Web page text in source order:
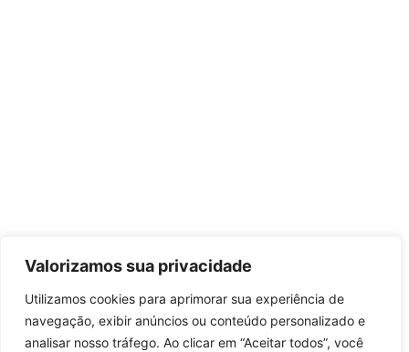
Valorizamos sua privacidade
Utilizamos cookies para aprimorar sua experiência de
navegação, exibir anúncios ou conteúdo personalizado e
analisar nosso tráfego. Ao clicar em “Aceitar todos”, você